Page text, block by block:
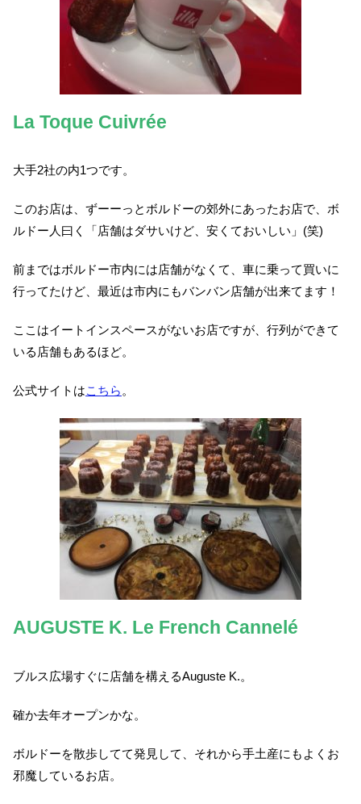
La Toque Cuivrée
大手2社の内1つです。
このお店は、ずーーっとボルドーの郊外にあったお店で、ボ
ルドー人曰く「店舗はダサいけど、安くておいしい」(笑)
前まではボルドー市内には店舗がなくて、車に乗って買いに
行ってたけど、最近は市内にもバンバン店舗が出来てます！
ここはイートインスペースがないお店ですが、行列ができて
いる店舗もあるほど。
公式サイトはこちら 。
AUGUSTE K. Le French Cannelé
ブルス広場すぐに店舗を構えるAuguste K.。
確か去年オープンかな。
ボルドーを散歩してて発見して、それから手土産にもよくお
邪魔しているお店。